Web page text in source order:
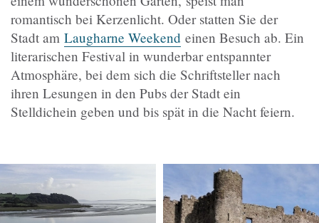
romantisch bei Kerzenlicht. Oder statten Sie der
Stadt am Laugharne Weekend einen Besuch ab. Ein
literarischen Festival in wunderbar entspannter
Atmosphäre, bei dem sich die Schriftsteller nach
ihren Lesungen in den Pubs der Stadt ein
Stelldichein geben und bis spät in die Nacht feiern.